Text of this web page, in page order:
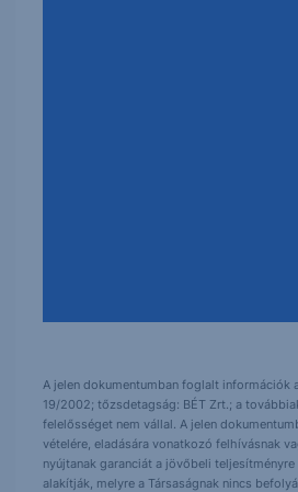
A jelen dokumentumban foglalt információk
19/2002; tőzsdetagság: BÉT Zrt.; a
felelősséget nem vállal. A jelen
vételére, eladására vonatkozó felhívásnak
nyújtanak garanciát a jövőbeli
alakítják, melyre a Társaságnak nincs